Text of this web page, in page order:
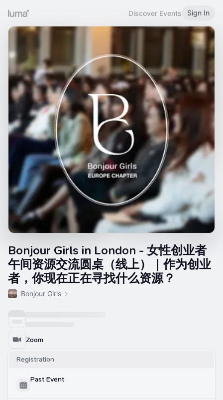
Discover Events Sign In
Bonjour Girls in London - 女性创业者
午间资源交流圆桌（线上）｜作为创业
者，你现在正在寻找什么资源？
Bonjour Girls
Zoom
Registration
Past Event